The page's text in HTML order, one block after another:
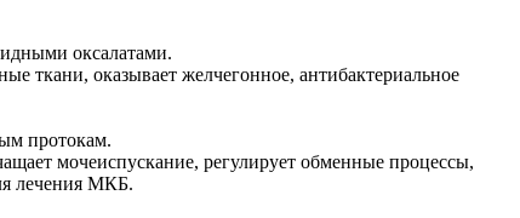
оксалатами.
ткани, оказывает желчегонное, антибактериальное
протокам.
мочеиспускание, регулирует обменные процессы,
лечения МКБ.